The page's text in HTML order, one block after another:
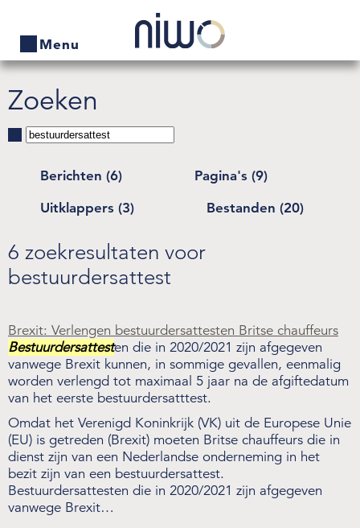
Menu
Home
Producten
Bedrijven zoeken
Actueel
Thema's
Contact
Veelgestelde vragen
Wet- en regelgeving
Over de NIWO
Informatie per land / Country information
Over deze website
Inloggen
Zoeken
Berichten (6)
Pagina's (9)
Uitklappers (3)
Bestanden (20)
6 zoekresultaten voor
bestuurdersattest
Brexit: Verlengen bestuurdersattesten Britse chauffeurs
Bestuurdersattesten die in 2020/2021 zijn afgegeven
vanwege Brexit kunnen, in sommige gevallen, eenmalig
worden verlengd tot maximaal 5 jaar na de afgiftedatum
van het eerste bestuurdersatttest.
Omdat het Verenigd Koninkrijk (VK) uit de Europese Unie
(EU) is getreden (Brexit) moeten Britse chauffeurs die in
dienst zijn van een Nederlandse onderneming in het
bezit zijn van een bestuurdersattest.
Bestuurdersattesten die in 2020/2021 zijn afgegeven
vanwege Brexit…